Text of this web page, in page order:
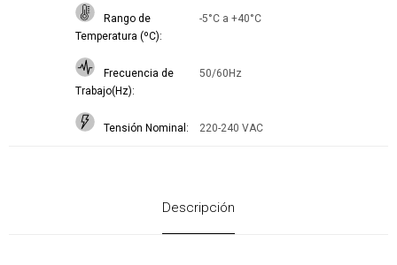
Rango de
Temperatura (ºC)
-5°C a +40°C
Frecuencia de
Trabajo(Hz)
50/60Hz
Tensión Nominal 220-240 VAC
Descripción